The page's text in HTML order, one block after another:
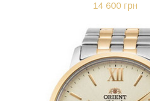
14 600 грн